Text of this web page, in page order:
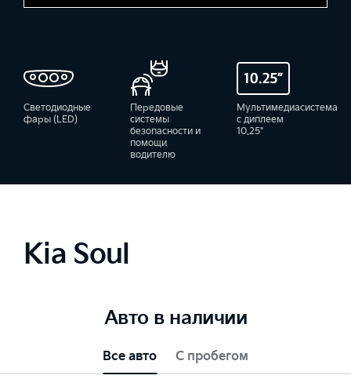
Светодиодные
фары (LED)
Передовые
системы
безопасности и
помощи
водителю
Мультимедиасистема
с диплеем
10.25"
Kia Soul
Авто в наличии
Все авто С пробегом